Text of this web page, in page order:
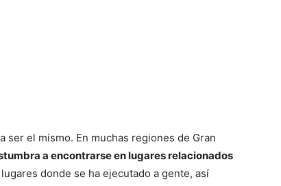
ser el mismo. En muchas regiones de Gran
a encontrarse en lugares relacionados
donde se ha ejecutado a gente, así